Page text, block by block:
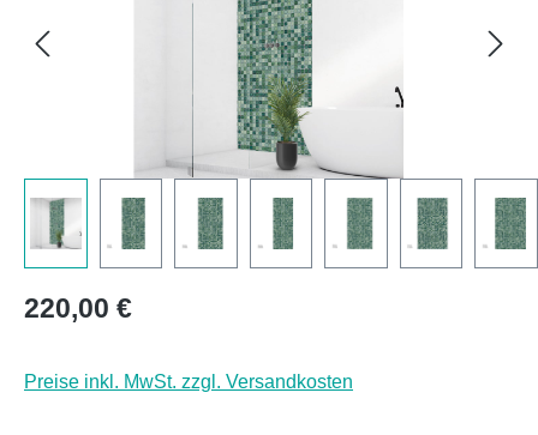
Regulärer Preis:
220,00 €
Preise inkl. MwSt. zzgl. Versandkosten